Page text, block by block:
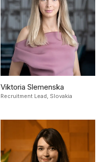
Viktoria Slemenska
Recruitment Lead, Slovakia